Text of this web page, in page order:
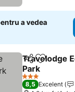
a vedea
DistribuițiAdăugaţi
Travelodge
Park
3 Stele
8,5 Excelent